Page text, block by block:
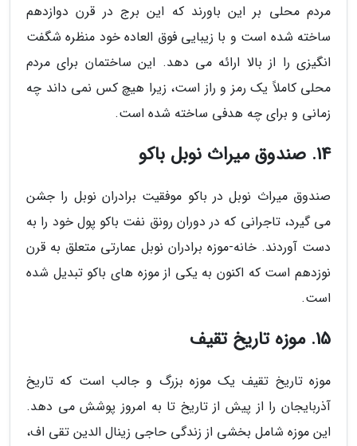
مردم محلی بر این باورند که این برج در قرن دوازدهم
ساخته شده است و با زیبایی فوق العاده خود منظره شگفت
انگیزی را از بالا ارائه می دهد. این ساختمان برای مردم
محلی کاملاً یک رمز و راز است، زیرا هیچ کس نمی داند چه
زمانی و برای چه هدفی ساخته شده است.
14. صندوق میراث نوبل باکو
صندوق میراث نوبل در باکو موفقیت برادران نوبل را جشن
می گیرد، تاجرانی که در دوران رونق نفت باکو پول خود را به
دست آوردند. خانه-موزه برادران نوبل عمارتی متعلق به قرن
نوزدهم است که اکنون به یکی از موزه های باکو تبدیل شده
است.
15. موزه تاریخ تقیف
موزه تاریخ تقیف یک موزه بزرگ و جالب است که تاریخ
آذربایجان را از پیش از تاریخ تا به امروز پوشش می دهد.
این موزه شامل بخشی از زندگی حاجی زینال الدین تقی اف،